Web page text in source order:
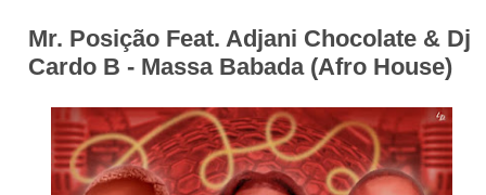
Mr. Posição Feat. Adjani Chocolate & Dj
Cardo B - Massa Babada (Afro House)